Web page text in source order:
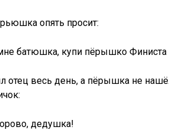
опять просит:
батюшка, купи пёрышко Финиста
отец весь день, а пёрышка не
дедушка!